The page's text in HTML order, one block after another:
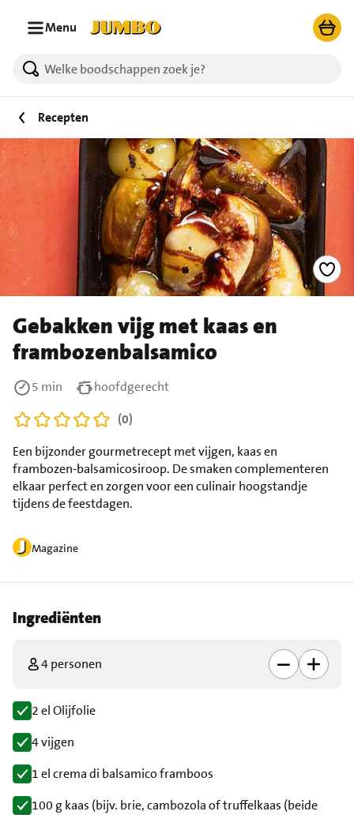
Menu
Recepten
Gebakken vijg met kaas en
frambozenbalsamico
Magazine
Een bijzonder gourmetrecept met vijgen, kaas en
frambozen-balsamicosiroop. De smaken complementeren
elkaar perfect en zorgen voor een culinair hoogstandje
tijdens de feestdagen.
5 min
hoofdgerecht
(0)
Ingrediënten
4 personen
2 el Olijfolie
4 vijgen
1 el crema di balsamico framboos
100 g kaas (bijv. brie, cambozola of truffelkaas (beide